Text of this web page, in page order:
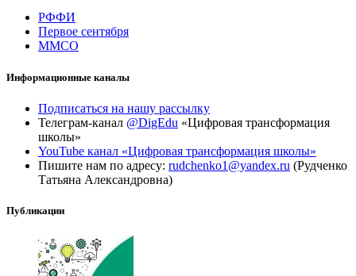
РФФИ
Первое сентября
ММСО
Информационные каналы
Подписаться на нашу рассылку
Телеграм-канал @DigEdu «Цифровая трансформация
школы»
YouTube канал «Цифровая трансформация школы»
Пишите нам по адресу: rudchenko1@yandex.ru (Рудченко
Татьяна Александровна)
Публикации